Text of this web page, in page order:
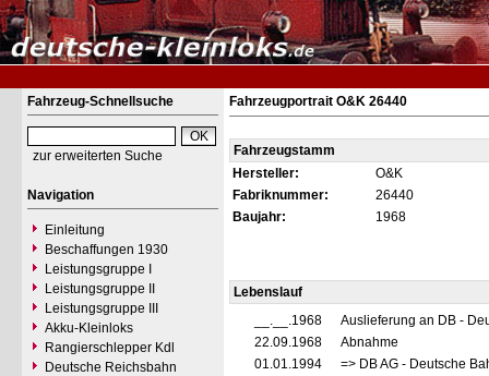
Fahrzeug-Schnellsuche
zur erweiterten Suche
Navigation
Einleitung
Beschaffungen 1930
Leistungsgruppe I
Leistungsgruppe II
Leistungsgruppe III
Akku-Kleinloks
Rangierschlepper Kdl
Deutsche Reichsbahn
Fahrzeugportrait O&K 26440
Fahrzeugstamm
Hersteller:
O&K
Fabriknummer:
26440
Baujahr:
1968
Lebenslauf
__.__.1968
Auslieferung an DB -
22.09.1968
Abnahme
01.01.1994
=> DB AG - Deutsche